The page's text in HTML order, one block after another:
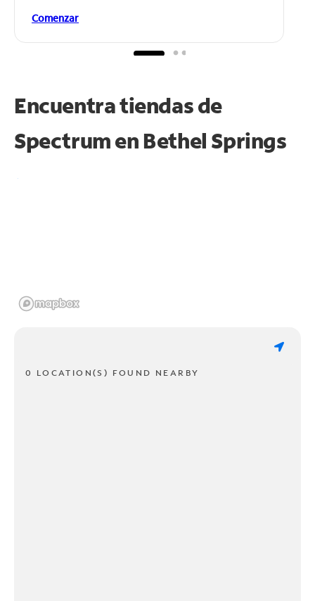
Comenzar
Encuentra tiendas de
Spectrum en Bethel Springs
0 LOCATION(S) FOUND NEARBY